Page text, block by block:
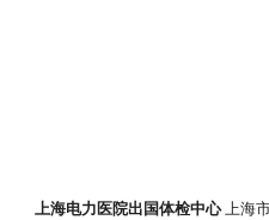
上海电力医院出国体检中心上海